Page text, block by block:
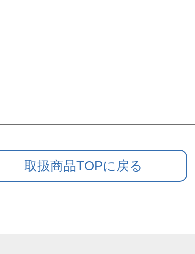
取扱商品TOPに戻る